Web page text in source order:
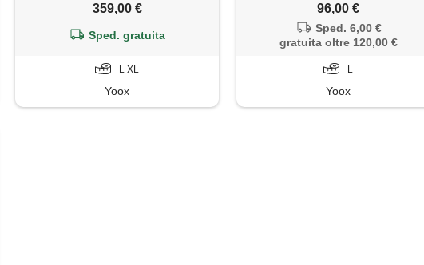
359,00 €
Sped. gratuita
L XL
Yoox
96,00 €
Sped. 6,00 €
gratuita oltre 120,00 €
L
Yoox